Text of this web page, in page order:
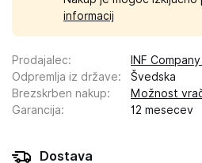
informacij
Prodajalec:
INF
Odpremlja iz države:
Švedska
Brezskrben nakup:
Možnost
Garancija: 12 mesecev
Dostava